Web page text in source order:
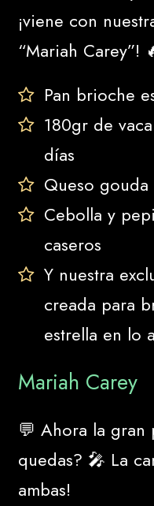
¡viene con
“Mariah Carey”!
Pan brioche
180gr de
días
Queso
Cebolla y
caseros
Y nuestra
creada para
estrella en lo
Mariah Carey
💬 Ahora la gran
quedas? 🎤 La
ambas!